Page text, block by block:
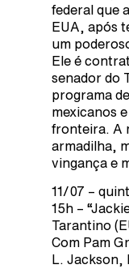
federal que
EUA, após
um
Ele é
senador do
programa
mexicanos
fronteira. A
armadilha,
vingança e
11/07 –
15h –
Tarantino
Com Pam
L. Jackson,